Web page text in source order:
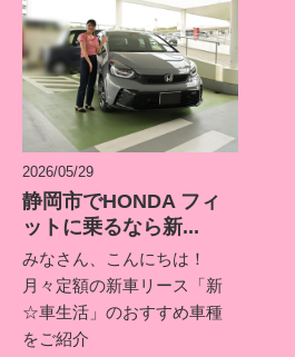
2026/05/29
静岡市でHONDA フィ
ットに乗るなら新...
みなさん、こんにちは！
月々定額の新車リース「新
☆車生活」のおすすめ車種
をご紹介